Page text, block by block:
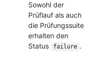
Sowohl der
Prüflauf als auch
die Prüfungssuite
erhalten den
Status
failure .